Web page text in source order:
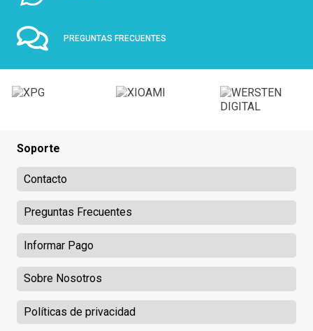
PREGUNTAS FRECUENTES
Soporte
Contacto
Preguntas Frecuentes
Informar Pago
Sobre Nosotros
Políticas de privacidad